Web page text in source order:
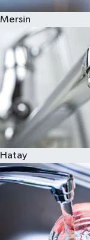
Mersin
Hatay